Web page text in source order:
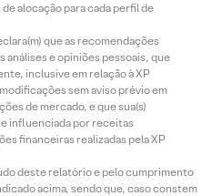
alocação para cada perfil de
que as recomendações
e opiniões pessoais, que
inclusive em relação à XP
sem aviso prévio em
de mercado, e que sua(s)
influenciada por receitas
financeiras realizadas pela XP
deste relatório e pelo cumprimento
acima, sendo que, caso constem